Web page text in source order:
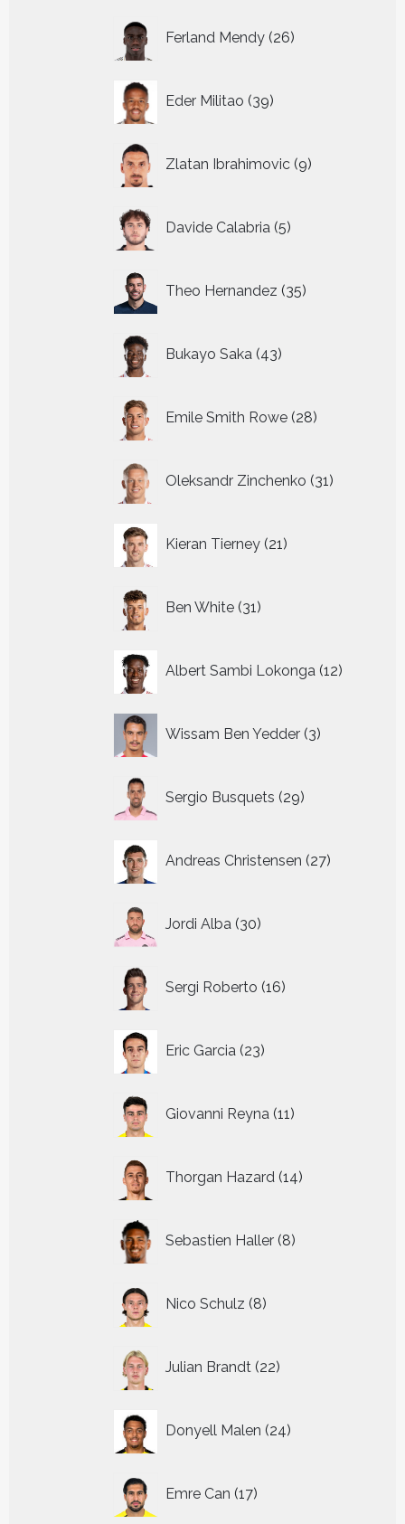
Ferland Mendy 26
producten
Eder Militao 39
producten
Zlatan Ibrahimovic 9
producten
Davide Calabria 5
producten
Theo Hernandez 35
producten
Bukayo Saka 43
producten
Emile Smith Rowe 28
producten
Oleksandr Zinchenko 31
producten
Kieran Tierney 21
producten
Ben White 31
producten
Albert Sambi Lokonga 12
Wissam Ben Yedder 3
producten
Sergio Busquets 29
producten
Andreas Christensen 27
producten
Jordi Alba 30
producten
Sergi Roberto 16
producten
Eric Garcia 23
producten
Giovanni Reyna 11
producten
Thorgan Hazard 14
producten
Sebastien Haller 8
producten
Nico Schulz 8
producten
Julian Brandt 22
producten
Donyell Malen 24
producten
Emre Can 17
producten